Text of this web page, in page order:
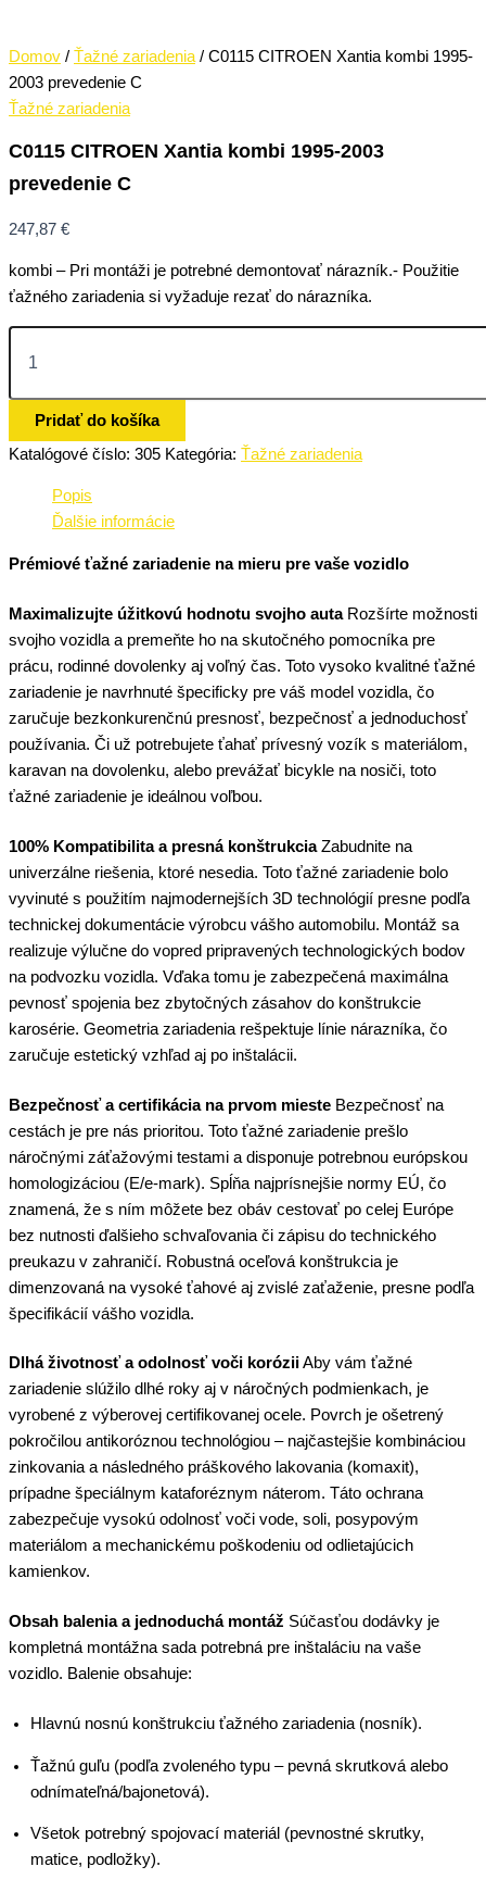
Domov / Ťažné zariadenia / C0115 CITROEN Xantia kombi 1995-
2003 prevedenie C
Ťažné zariadenia
C0115 CITROEN Xantia kombi 1995-2003
prevedenie C
247,87 €
kombi – Pri montáži je potrebné demontovať nárazník.- Použitie
ťažného zariadenia si vyžaduje rezať do nárazníka.
Pridať do košíka
Katalógové číslo: 305 Kategória: Ťažné zariadenia
Popis
Ďalšie informácie
Prémiové ťažné zariadenie na mieru pre vaše vozidlo
Maximalizujte úžitkovú hodnotu svojho autaRozšírte možnosti
svojho vozidla a premeňte ho na skutočného pomocníka pre
prácu, rodinné dovolenky aj voľný čas. Toto vysoko kvalitné ťažné
zariadenie je navrhnuté špecificky pre váš model vozidla, čo
zaručuje bezkonkurenčnú presnosť, bezpečnosť a jednoduchosť
používania. Či už potrebujete ťahať prívesný vozík s materiálom,
karavan na dovolenku, alebo prevážať bicykle na nosiči, toto
ťažné zariadenie je ideálnou voľbou.
100% Kompatibilita a presná konštrukciaZabudnite na
univerzálne riešenia, ktoré nesedia. Toto ťažné zariadenie bolo
vyvinuté s použitím najmodernejších 3D technológií presne podľa
technickej dokumentácie výrobcu vášho automobilu. Montáž sa
realizuje výlučne do vopred pripravených technologických bodov
na podvozku vozidla. Vďaka tomu je zabezpečená maximálna
pevnosť spojenia bez zbytočných zásahov do konštrukcie
karosérie. Geometria zariadenia rešpektuje línie nárazníka, čo
zaručuje estetický vzhľad aj po inštalácii.
Bezpečnosť a certifikácia na prvom mieste Bezpečnosť na
cestách je pre nás prioritou. Toto ťažné zariadenie prešlo
náročnými záťažovými testami a disponuje potrebnou európskou
homologizáciou (E/e-mark). Spĺňa najprísnejšie normy EÚ, čo
znamená, že s ním môžete bez obáv cestovať po celej Európe
bez nutnosti ďalšieho schvaľovania či zápisu do technického
preukazu v zahraničí. Robustná oceľová konštrukcia je
dimenzovaná na vysoké ťahové aj zvislé zaťaženie, presne podľa
špecifikácií vášho vozidla.
Dlhá životnosť a odolnosť voči koróziiAby vám ťažné
zariadenie slúžilo dlhé roky aj v náročných podmienkach, je
vyrobené z výberovej certifikovanej ocele. Povrch je ošetrený
pokročilou antikoróznou technológiou – najčastejšie kombináciou
zinkovania a následného práškového lakovania (komaxit),
prípadne špeciálnym kataforéznym náterom. Táto ochrana
zabezpečuje vysokú odolnosť voči vode, soli, posypovým
materiálom a mechanickému poškodeniu od odlietajúcich
kamienkov.
Obsah balenia a jednoduchá montáž Súčasťou dodávky je
kompletná montážna sada potrebná pre inštaláciu na vaše
vozidlo. Balenie obsahuje:
Hlavnú nosnú konštrukciu ťažného zariadenia (nosník).
Ťažnú guľu (podľa zvoleného typu – pevná skrutková alebo
odnímateľná/bajonetová).
Všetok potrebný spojovací materiál (pevnostné skrutky,
matice, podložky).